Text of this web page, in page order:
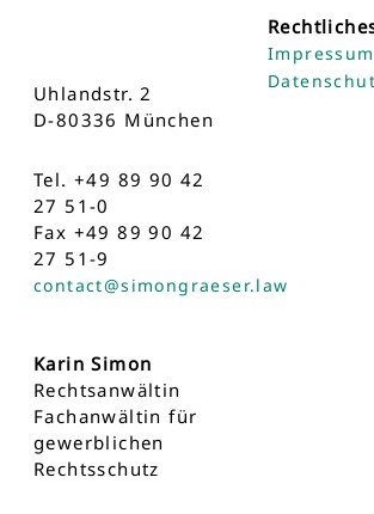
Uhlandstr. 2
D-80336 München
Tel. +49 89 90 42
27 51-0
Fax +49 89 90 42
27 51-9
contact@simongraeser.law
Karin Simon
Rechtsanwältin
Fachanwältin für
gewerblichen
Rechtsschutz
Impressum